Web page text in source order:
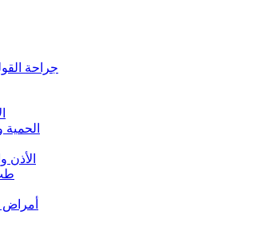
جراحة
الحمية
الأذن
أمراض